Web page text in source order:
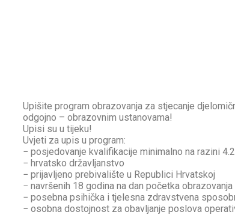
Upišite program obrazovanja za stjecanje
odgojno – obrazovnim ustanovama!
Upisi su u tijeku!
Uvjeti za upis u program:
− posjedovanje kvalifikacije minimalno na razini
− hrvatsko državljanstvo
− prijavljeno prebivalište u Republici Hrvatskoj
− navršenih 18 godina na dan početka obrazovanja
− posebna psihička i tjelesna zdravstvena
− osobna dostojnost za obavljanje poslova